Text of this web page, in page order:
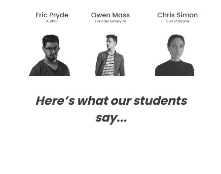
Here’s what our students
say...